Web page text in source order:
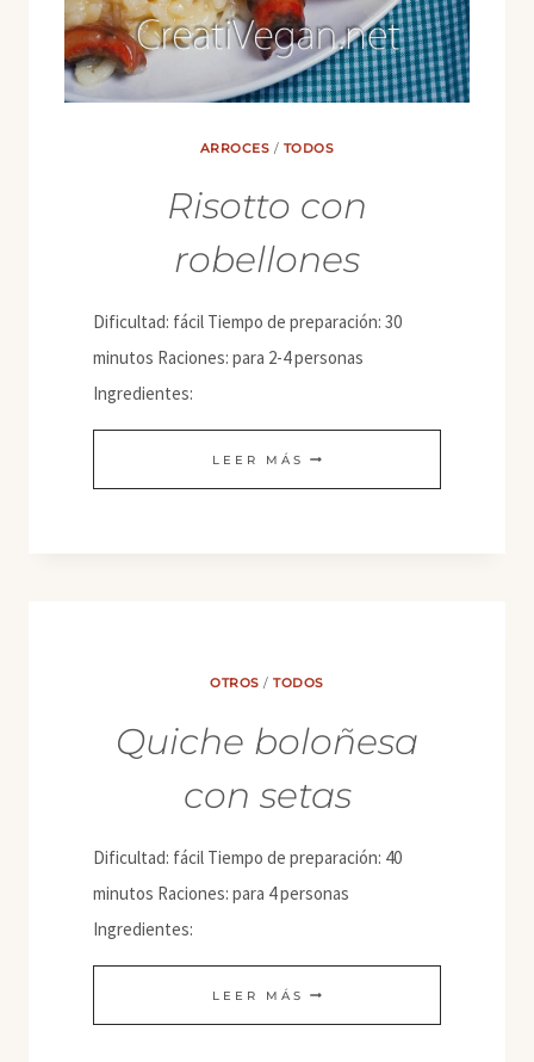
ARROCES / TODOS
Risotto con
robellones
Dificultad: fácil Tiempo de preparación: 30
minutos Raciones: para 2-4 personas
Ingredientes:
LEER MÁS RISOTTO
CON
OTROS /TODOS
Quiche boloñesa
con setas
Dificultad: fácil Tiempo de preparación: 40
minutos Raciones: para 4 personas
Ingredientes:
LEER MÁS QUICHE
BOLOÑESA